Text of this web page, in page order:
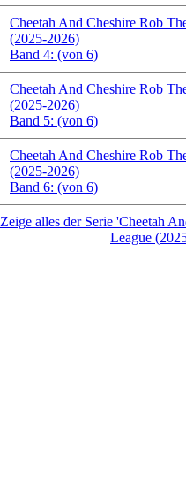
Cheetah And Cheshire Rob
(2025-2026)
Band 4: (von 6)
Cheetah And Cheshire Rob
(2025-2026)
Band 5: (von 6)
Cheetah And Cheshire Rob
(2025-2026)
Band 6: (von 6)
Zeige alles der Serie 'Cheetah
League